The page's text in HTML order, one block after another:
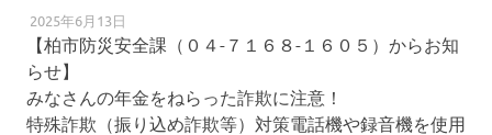
2025年6月13日
【柏市防災安全課（０４-７１６８-１６０５）からお知
らせ】
みなさんの年金をねらった詐欺に注意！
特殊詐欺（振り込め詐欺等）対策電話機や録音機を使用